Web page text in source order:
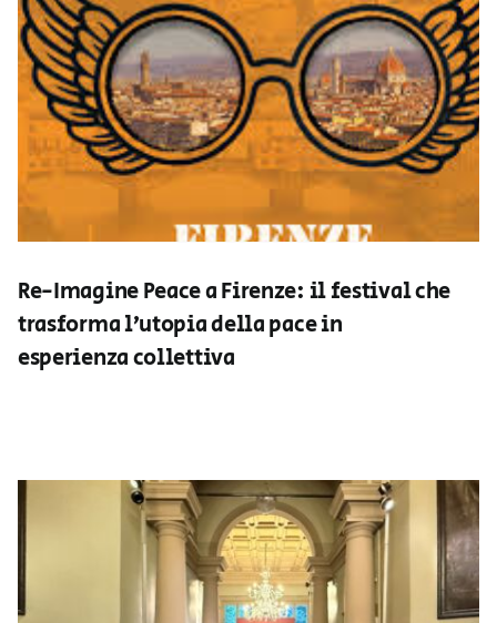
Re-Imagine Peace a Firenze: il festival che
trasforma l’utopia della pace in
esperienza collettiva